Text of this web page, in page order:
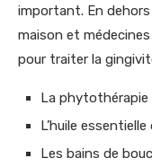
important. En
maison et
pour traiter la
La phytothérapie
L’huile
Les bains de